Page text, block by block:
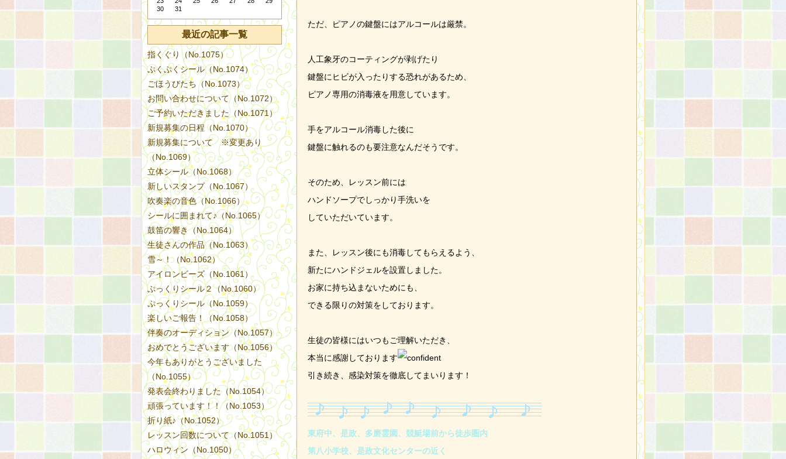
ただ、ピアノの鍵盤にはアルコールは厳禁。
人工象牙のコーティングが剥げたり
鍵盤にヒビが入ったりする恐れがあるため、
ピアノ専用の消毒液を用意しています。
手をアルコール消毒した後に
鍵盤に触れるのも要注意なんだそうです。
そのため、レッスン前には
ハンドソープでしっかり手洗いを
していただいています。
また、レッスン後にも消毒してもらえるよう、
新たにハンドジェルを設置しました。
お家に持ち込まないためにも、
できる限りの対策をしております。
生徒の皆様にはいつもご理解いただき、
本当に感謝しております
引き続き、感染対策を徹底してまいります！
東府中、是政、多磨霊園、競艇場前から徒歩圏内
第八小学校、是政文化センターの近く
30
31
最近の記事一覧
指くぐり（No.1075）
ぷくぷくシール（No.1074）
ごほうびたち（No.1073）
お問い合わせについて（No.1072）
ご予約いただきました（No.1071）
新規募集の日程（No.1070）
新規募集について ※変更あり
（No.1069）
立体シール（No.1068）
新しいスタンプ（No.1067）
吹奏楽の音色（No.1066）
シールに囲まれて♪（No.1065）
鼓笛の響き（No.1064）
生徒さんの作品（No.1063）
雪～！（No.1062）
アイロンビーズ（No.1061）
ぷっくりシール２（No.1060）
ぷっくりシール（No.1059）
楽しいご報告！（No.1058）
伴奏のオーディション（No.1057）
おめでとうございます（No.1056）
今年もありがとうございました
（No.1055）
発表会終わりました（No.1054）
頑張っています！！（No.1053）
折り紙♪（No.1052）
レッスン回数について（No.1051）
ハロウィン（No.1050）